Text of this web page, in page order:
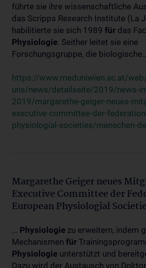
führte sie ihre wissenschaftliche
das Scripps Research Institute (La
habilitierte sie sich 1989 für das
Physiologie. Seither leitet sie eine
Forschungsgruppe, die
https://www.meduniwien.ac.at/
uns/news/detailseite/2019/news-
2019/margarethe-geiger-neues-
executive-committee-der-
physiologial-societies/menschen-
Margarethe Geiger neues
Executive Committee der
European Physiologial
... Physiologie zu erweitern, indem
Mechanismen für
Physiologie unterstützt und
Dazu wird der Austausch von